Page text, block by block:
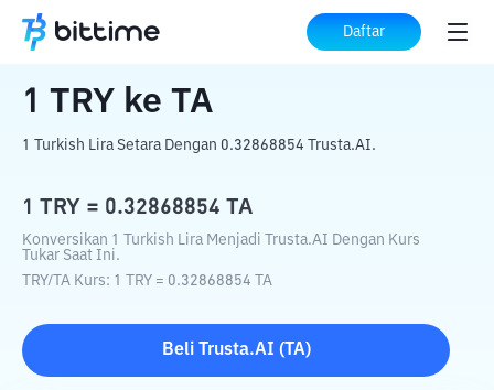
Daftar
Beranda Konverter Kripto ke
1 TRY ke TA
1 Turkish Lira Setara Dengan 0.32868854 Trusta.AI.
1 TRY = 0.32868854 TA
Konversikan 1 Turkish Lira Menjadi Trusta.AI Dengan Kurs
Tukar Saat Ini.
TRY/ TA Kurs: 1 TRY = 0.32868854 TA
Beli Trusta.AI ( TA)